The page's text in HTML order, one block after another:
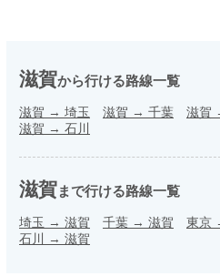
滋賀から行ける路線一覧
滋賀 → 埼玉 滋賀 → 千葉 滋賀
滋賀 → 石川
滋賀まで行ける路線一覧
埼玉 → 滋賀 千葉 → 滋賀 東京
石川 → 滋賀